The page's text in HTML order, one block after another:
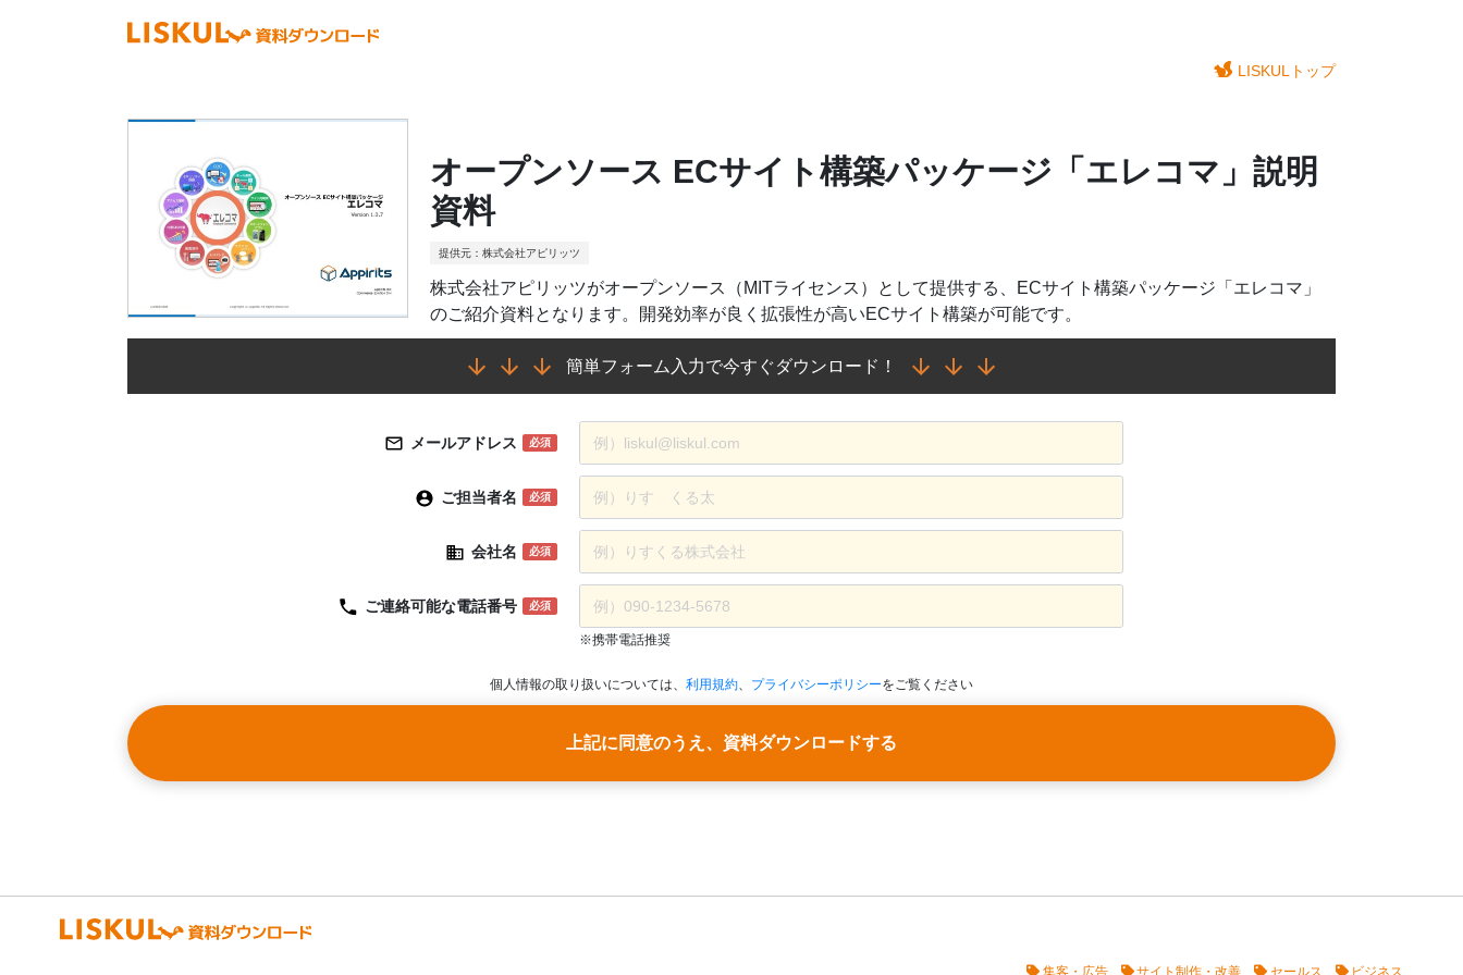
LISKULトップ
オープンソース ECサイト構築パッケージ「エレコマ」説明
資料
提供元：株式会社アピリッツ
株式会社アピリッツがオープンソース（MITライセンス）として提供する、ECサイト構築パッケージ「エレコマ」
のご紹介資料となります。開発効率が良く拡張性が高いECサイト構築が可能です。
簡単フォーム入力で今すぐダウンロード！
メールアドレス 必須
ご担当者名 必須
会社名 必須
ご連絡可能な電話番号 必須
※携帯電話推奨
個人情報の取り扱いについては、 利用規約、 プライバシーポリシーをご覧ください
上記に同意のうえ、資料ダウンロードする
集客・広告 サイト制作・改善 セールス ビジネス